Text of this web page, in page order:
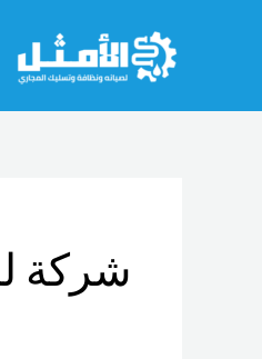
شركة